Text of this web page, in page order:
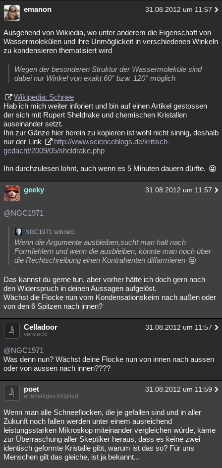
emanon 31.08.2012 um 11:57
Ausgehend von Wikiedia, wo unter anderem die Eigenschaft von
Wassermolekülen und ihre Unmöglickeit in verschiedenen Winkeln
zu kondensieren thematisiert wird
Wegen der besonderen Struktur der Wassermoleküle sind
dabei nur Winkel von exakt 60° bzw. 120° möglich
Wikipedia: Schnee
Hab ich mich weiter inforiert und bin auf einen Artikel gestossen
der sich mit Rupert Sheldrake und chemischen Kristallen
auseinander setzt.
Ihn zur Gänze hier herein zu kopieren ist wohl nicht sinnig, deshalb
nur der Link
http://www.scienceblogs.de/kritisch-
gedacht/2009/05/sheldrake.php
Ihn durchzulesen lohnt, auch wenn es 5 Minuten dauern dürfte.
geeky 31.08.2012 um 11:57
@NGC1971
NGC1971 schrieb:
Wenn die Argumente ausbleiben,sucht man halt nach
Formfehlern und wenn die ausbleiben, könnte man noch über
die Rechtschreibung einen Kontrahenten diffarmieren
Das kannst du gerne tun, aber vorher hätte ich doch gern noch
den Widerspruch in deinen Aussagen aufgelöst.
Wächst die Flocke nun vom Kondensationskeim nach außen oder
von den 6 Spitzen nach innen?
Celladoor 31.08.2012 um 11:57
versteckt
@NGC1971
Was denn nun? Wächst deine Flocke nun von innen nach aussen
oder von aussen nach innen????
poet 31.08.2012 um 11:59
ehemaliges Mitglied
Wenn man alle Schneeflocken, die je gefallen sind und in aller
Zukunft noch fallen werden unter einem ausreichend
leistungsstarken Mikroskop miteinander vergleichen würde, käme
zur Überraschung aller Skeptiker heraus, dass es keine zwei
identisch geformte Kristalle gibt, warum ist das so? Für uns
Menschen gilt das gleiche, ist ja bekannt...